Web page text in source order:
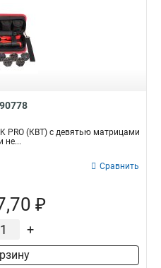
PRO (КВТ) с девятью матрицами
не...
Сравнить
₽
+